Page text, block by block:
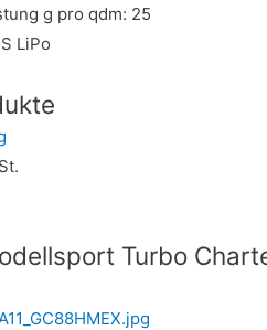
g pro qdm: 25
LiPo
Turbo